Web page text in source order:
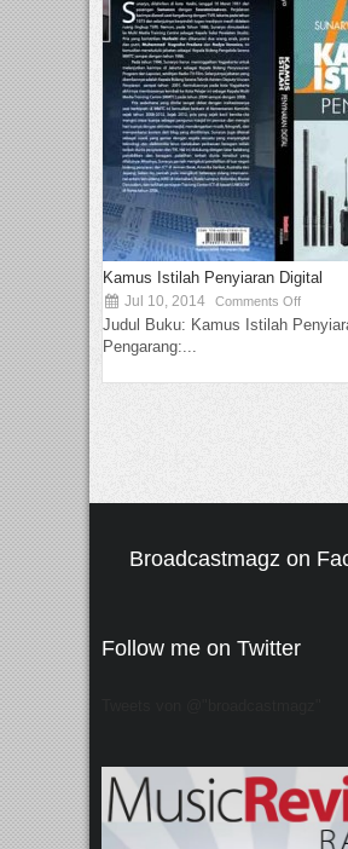
Kamus Istilah Penyiaran Digital
Jul 10, 2014 Comments Off
Judul Buku: Kamus Istilah
Pengarang:...
Broadcastmagz on
Follow me on Twitter